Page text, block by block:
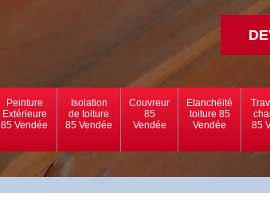
Peinture
Extérieure
85 Vendée
Isolation
de toiture
85 Vendée
Couvreur
85
Vendée
Etanchéité
toiture 85
Vendée
85